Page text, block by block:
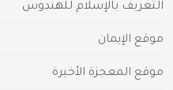
التعريف بالإسلام للهندوس
موقع الإيمان
موقع المعجزة الأخيرة